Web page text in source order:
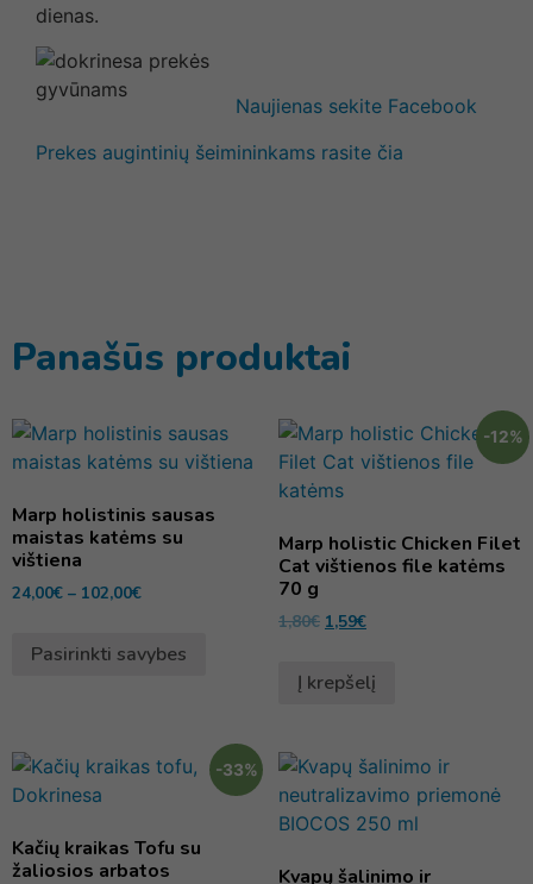
dienas.
Naujienas sekite Facebook
Prekes augintinių šeimininkams rasite čia
Panašūs produktai
Marp holistinis sausas
maistas katėms su
vištiena
24,00€ – 102,00€
Pasirinkti savybes
-12%
Marp holistic Chicken Filet
Cat vištienos file katėms
70 g
1,80€ 1,59€
Į krepšelį
-33%
Kačių kraikas Tofu su
žaliosios arbatos
Kvapų šalinimo ir